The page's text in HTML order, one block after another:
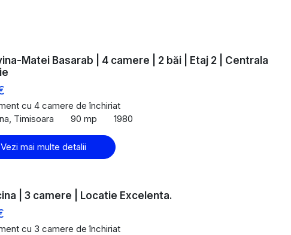
Matei Basarab | 4 camere | 2 băi | Etaj 2 | Centrala
cu 4 camere de închiriat
Timisoara
90 mp 1980
Vezi mai multe detalii
| 3 camere | Locatie Excelenta.
cu 3 camere de închiriat